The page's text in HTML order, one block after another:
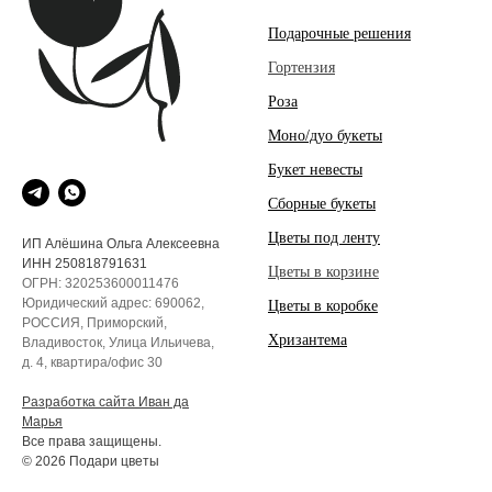
ИП Алёшина Ольга Алексеевна
ИНН 250818791631
ОГРН: 320253600011476
Юридический адрес: 690062,
РОССИЯ, Приморский,
Владивосток, Улица Ильичева,
д. 4, квартира/офис 30
Разработка сайта Иван да
Марья
Все права защищены.
© 2026 Подари цветы
Подарочные решения
Гортензия
Роза
Моно/дуо букеты
Букет невесты
Сборные букеты
Цветы под ленту
Цветы в корзине
Цветы в коробке
Хризантема